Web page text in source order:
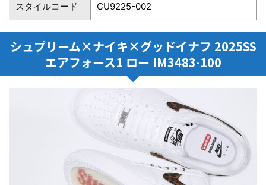
スタイルコード CU9225-002
シュプリーム×ナイキ×グッドイナフ 2025SS
エアフォース1 ロー IM3483-100